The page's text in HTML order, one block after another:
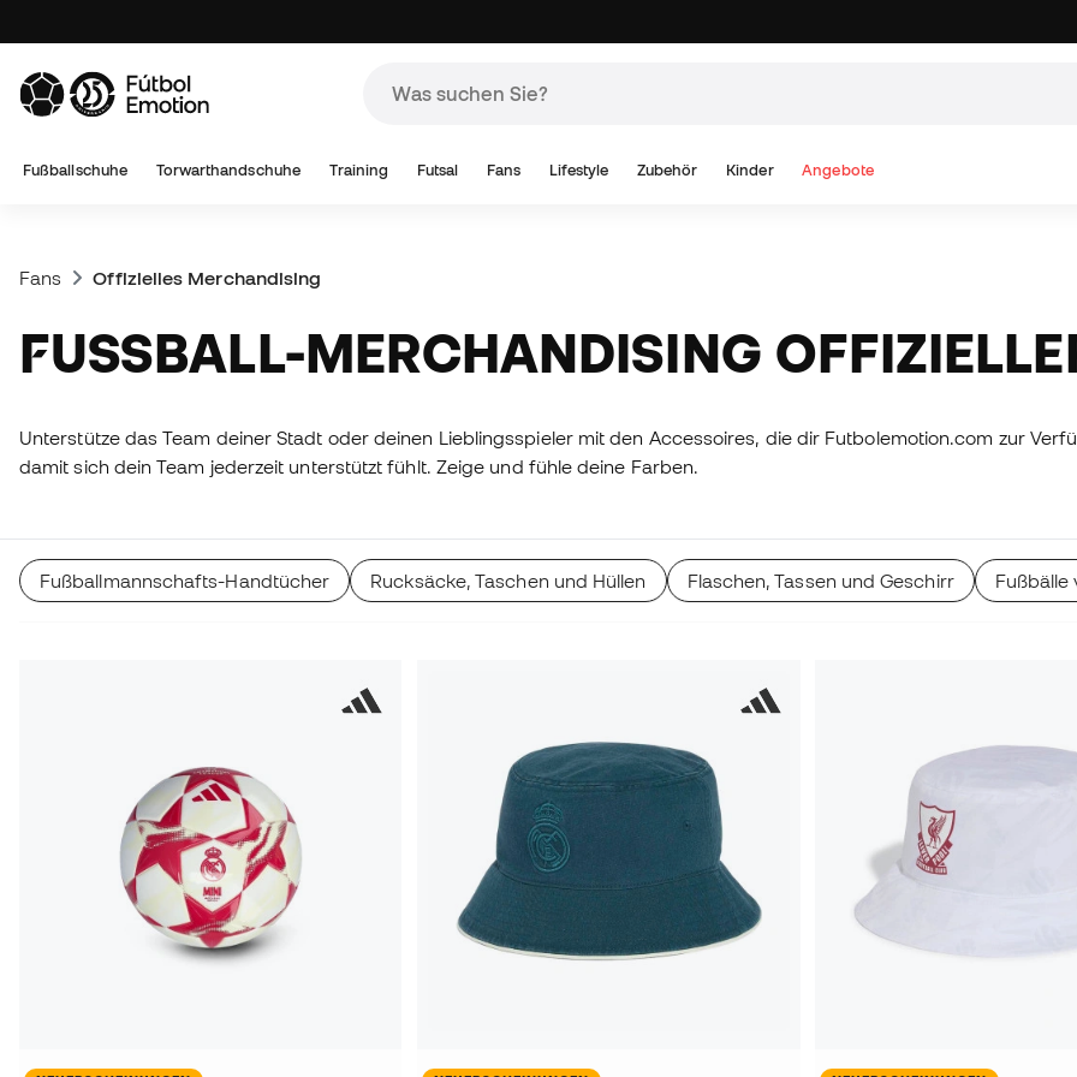
Fußballschuhe Torwarthandschuhe Training Futsal Fans Lifestyle Zubehör Kinder Angebote
Fans Offizielles Merchandising
FUSSBALL-MERCHANDISING
Unterstütze das Team deiner Stadt oder deinen Lieblingsspieler mit den Accessoires, die dir Futbolemotion.com zur
damit sich dein Team jederzeit unterstützt fühlt. Zeige und fühle deine Farben.
Fußballmannschafts-Handtücher Rucksäcke, Taschen und Hüllen Flaschen, Tassen und Geschirr Fußbälle